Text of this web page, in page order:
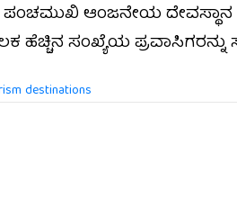
ಆಂಜನೇಯ ದೇವಸ್ಥಾನ
ಹೆಚ್ಚಿನ ಸಂಖ್ಯೆಯ
destinations